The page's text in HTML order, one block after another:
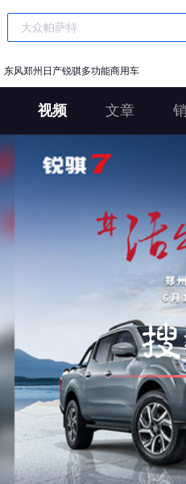
东风郑州日产锐骐多功能商用车
视频 文章